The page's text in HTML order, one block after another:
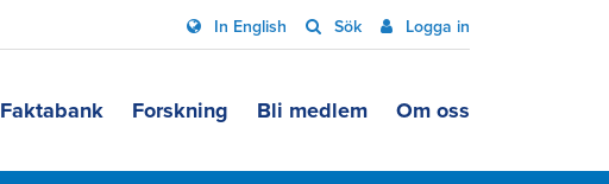
In English Sök Logga in
Faktabank Forskning Bli medlem Om oss